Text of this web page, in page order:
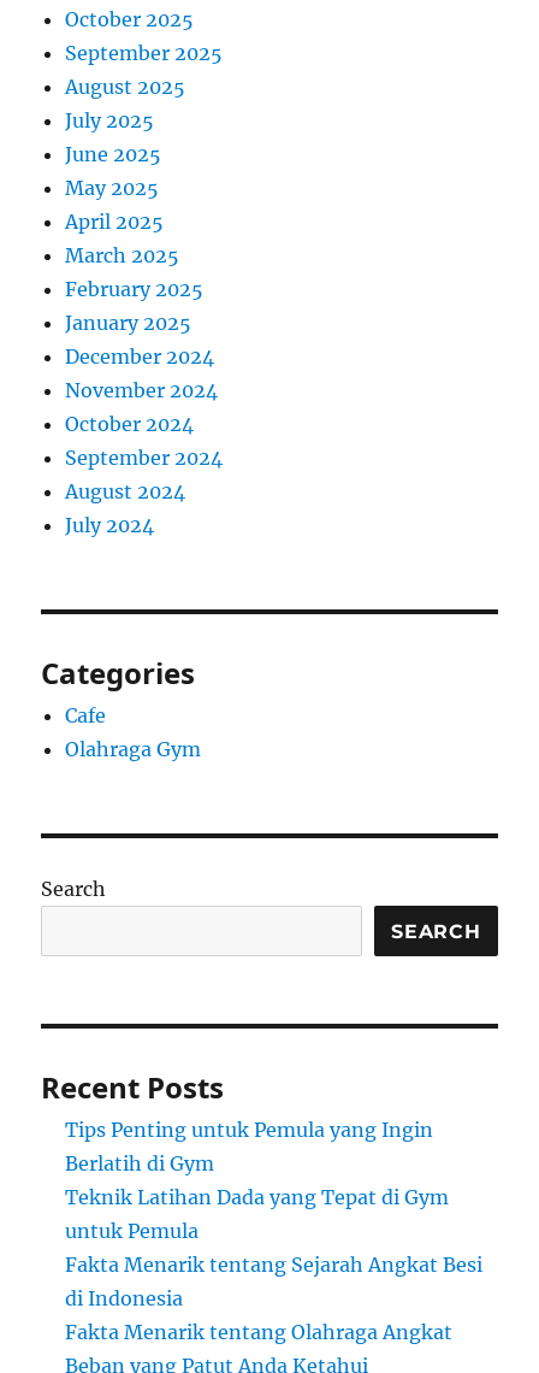
October 2025
September 2025
August 2025
July 2025
June 2025
May 2025
April 2025
March 2025
February 2025
January 2025
December 2024
November 2024
October 2024
September 2024
August 2024
July 2024
Categories
Cafe
Olahraga Gym
Search
SEARCH
Recent Posts
Tips Penting untuk Pemula yang Ingin
Berlatih di Gym
Teknik Latihan Dada yang Tepat di Gym
untuk Pemula
Fakta Menarik tentang Sejarah Angkat Besi
di Indonesia
Fakta Menarik tentang Olahraga Angkat
Beban yang Patut Anda Ketahui